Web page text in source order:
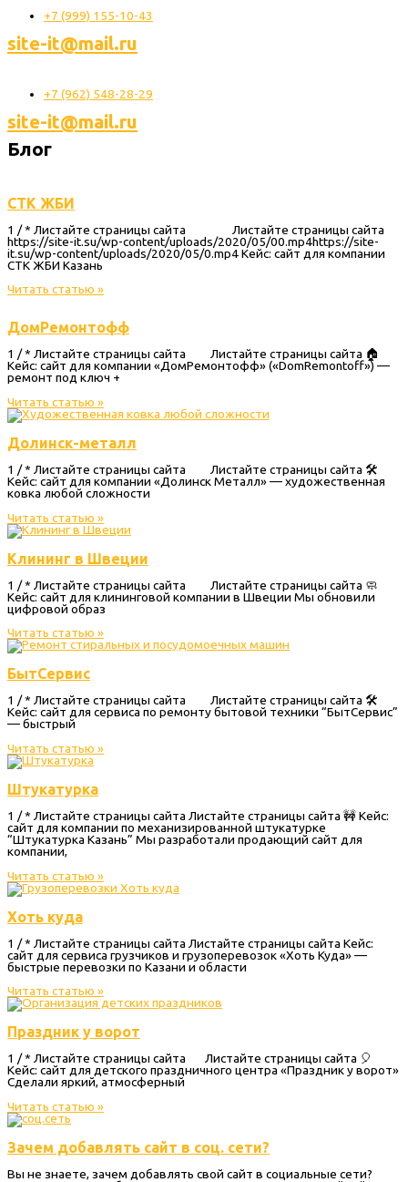
+7 (999) 155-10-43
site-it@mail.ru
+7 (962) 548-28-29
site-it@mail.ru
Блог
СТК ЖБИ
1 / * Листайте страницы сайта Листайте страницы сайта
https://site-it.su/wp-content/uploads/2020/05/00.mp4https://site-
it.su/wp-content/uploads/2020/05/0.mp4 Кейс: сайт для компании
СТК ЖБИ Казань
Читать статью »
ДомРемонтофф
1 / * Листайте страницы сайта Листайте страницы сайта 🏠
Кейс: сайт для компании «ДомРемонтофф» («DomRemontoff») —
ремонт под ключ +
Читать статью »
Долинск-металл
1 / * Листайте страницы сайта Листайте страницы сайта 🛠️
Кейс: сайт для компании «Долинск Металл» — художественная
ковка любой сложности
Читать статью »
Клининг в Швеции
1 / * Листайте страницы сайта Листайте страницы сайта 🧼
Кейс: сайт для клининговой компании в Швеции Мы обновили
цифровой образ
Читать статью »
БытСервис
1 / * Листайте страницы сайта Листайте страницы сайта 🛠️
Кейс: сайт для сервиса по ремонту бытовой техники “БытСервис”
— быстрый
Читать статью »
Штукатурка
1 / * Листайте страницы сайта Листайте страницы сайта 🚧 Кейс:
сайт для компании по механизированной штукатурке
“Штукатурка Казань” Мы разработали продающий сайт для
компании,
Читать статью »
Хоть куда
1 / * Листайте страницы сайта Листайте страницы сайта Кейс:
сайт для сервиса грузчиков и грузоперевозок «Хоть Куда» —
быстрые перевозки по Казани и области
Читать статью »
Праздник у ворот
1 / * Листайте страницы сайта Листайте страницы сайта 🎈
Кейс: сайт для детского праздничного центра «Праздник у ворот»
Сделали яркий, атмосферный
Читать статью »
Зачем добавлять сайт в соц. сети?
Вы не знаете, зачем добавлять свой сайт в социальные сети?